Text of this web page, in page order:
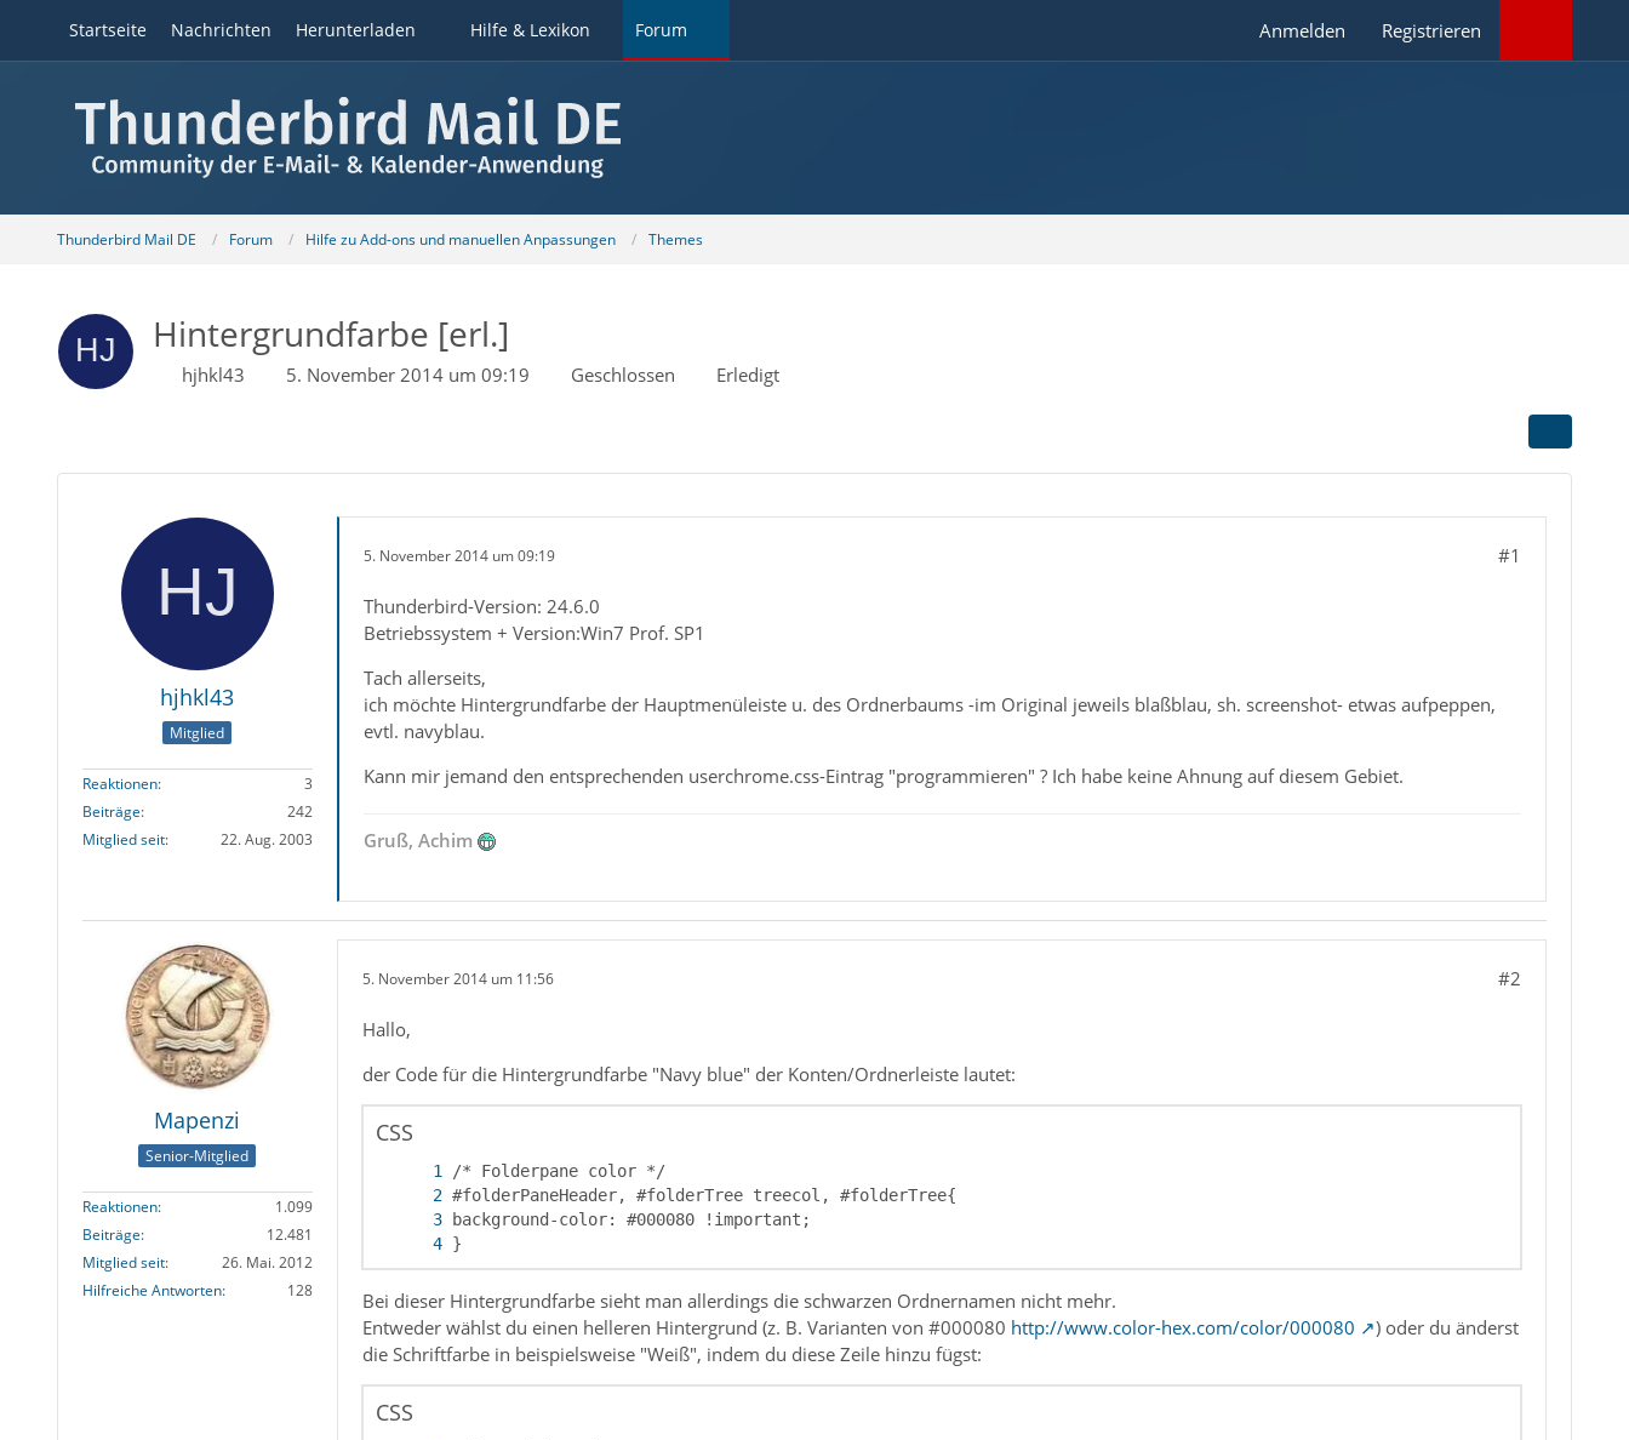
Startseite Nachrichten Herunterladen Hilfe & Lexikon Forum Anmelden Registrieren
Thunderbird Mail DE Forum Hilfe zu Add-ons und manuellen Anpassungen Themes
Hintergrundfarbe [erl.]
hjhkl43 5. November 2014 um 09:19 Geschlossen Erledigt
hjhkl43
Mitglied
Reaktionen
3
Beiträge
242
Mitglied seit
22. Aug. 2003
5. November 2014 um 09:19 #1
Thunderbird-Version: 24.6.0
Betriebssystem + Version:Win7 Prof. SP1
Tach allerseits,
ich möchte Hintergrundfarbe der Hauptmenüleiste u. des Ordnerbaums -im Original jeweils blaßblau, sh. screenshot- etwas aufpeppen,
evtl. navyblau.
Kann mir jemand den entsprechenden userchrome.css-Eintrag "programmieren" ? Ich habe keine Ahnung auf diesem Gebiet.
Gruß, Achim
Mapenzi
Senior-Mitglied
Reaktionen
1.099
Beiträge
12.481
Mitglied seit
26. Mai. 2012
Hilfreiche Antworten
128
5. November 2014 um 11:56 #2
Hallo,
der Code für die Hintergrundfarbe "Navy blue" der Konten/Ordnerleiste lautet:
CSS
/* Folderpane color */
}
Bei dieser Hintergrundfarbe sieht man allerdings die schwarzen Ordnernamen nicht mehr.
Entweder wählst du einen helleren Hintergrund (z. B. Varianten von #000080 http://www.color-hex.com/color/000080
) oder du änderst
die Schriftfarbe in beispielsweise "Weiß", indem du diese Zeile hinzu fügst:
CSS